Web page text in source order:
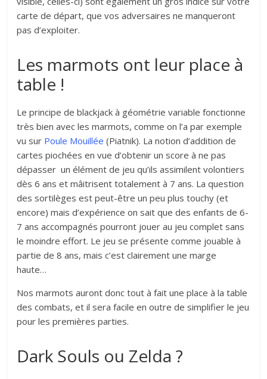
carte de départ, que vos adversaires ne manqueront
pas d’exploiter.
Les marmots ont leur place à
table !
Le principe de blackjack à géométrie variable fonctionne
très bien avec les marmots, comme on l’a par exemple
vu sur Poule Mouillée (Piatnik). La notion d’addition de
cartes piochées en vue d’obtenir un score à ne pas
dépasser un élément de jeu qu’ils assimilent volontiers
dès 6 ans et mâitrisent totalement à 7 ans. La question
des sortilèges est peut-être un peu plus touchy (et
encore) mais d’expérience on sait que des enfants de 6-
7 ans accompagnés pourront jouer au jeu complet sans
le moindre effort. Le jeu se présente comme jouable à
partie de 8 ans, mais c’est clairement une marge
haute…
Nos marmots auront donc tout à fait une place à la table
des combats, et il sera facile en outre de simplifier le jeu
pour les premières parties.
Dark Souls ou Zelda ?